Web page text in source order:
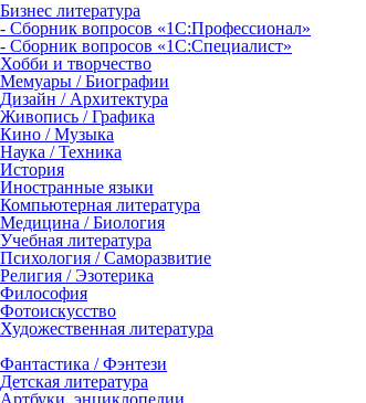
Бизнес литература
- Сборник вопросов «1С:Профессионал»
- Сборник вопросов «1С:Специалист»
Хобби и творчество
Мемуары / Биографии
Дизайн / Архитектура
Живопись / Графика
Кино / Музыка
Наука / Техника
История
Иностранные языки
Компьютерная литература
Медицина / Биология
Учебная литература
Психология / Саморазвитие
Религия / Эзотерика
Философия
Фотоискусство
Художественная литература
Фантастика / Фэнтези
Детская литература